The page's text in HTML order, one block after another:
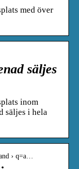
med över
säljes
inom
säljes i hela
› q=a…